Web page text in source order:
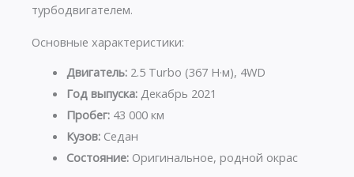
турбодвигателем.
Основные характеристики:
Двигатель:2.5 Turbo (367 Н·м), 4WD
Год выпуска:Декабрь 2021
Пробег:43 000 км
Кузов:Седан
Состояние:Оригинальное, родной окрас